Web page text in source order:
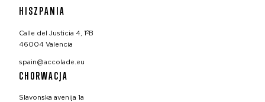
HISZPANIA
Calle del Justicia 4, 1ºB
46004 Valencia
spain@accolade.eu
CHORWACJA
Slavonska avenija 1a